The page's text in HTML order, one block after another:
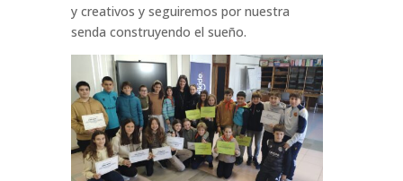
y creativos y seguiremos por nuestra
senda construyendo el sueño.